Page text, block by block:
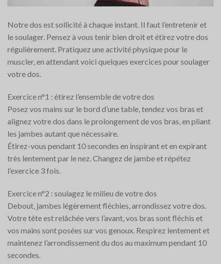
Notre dos est sollicité à chaque instant. Il faut l’entretenir et
le soulager. Pensez à vous tenir bien droit et étirez votre dos
régulièrement. Pratiquez une activité physique pour le
muscler, en attendant voici quelques exercices pour soulager
votre dos.
Exercice n°1 : étirez l’ensemble de votre dos
Posez vos mains sur le bord d’une table, tendez vos bras et
alignez votre dos dans le prolongement de vos bras, en pliant
les jambes autant que nécessaire.
Étirez-vous pendant 10 secondes en inspirant et en expirant
très lentement par le nez. Changez de jambe et répétez
l’exercice 3 fois.
Exercice n°2 : soulagez le milieu de votre dos
Debout, jambes légèrement fléchies, arrondissez votre dos.
Votre tête est relâchée vers l’avant, vos bras sont fléchis et
vos mains sont posées sur vos genoux. Respirez lentement et
maintenez l’arrondissement du dos au maximum pendant 10
secondes.